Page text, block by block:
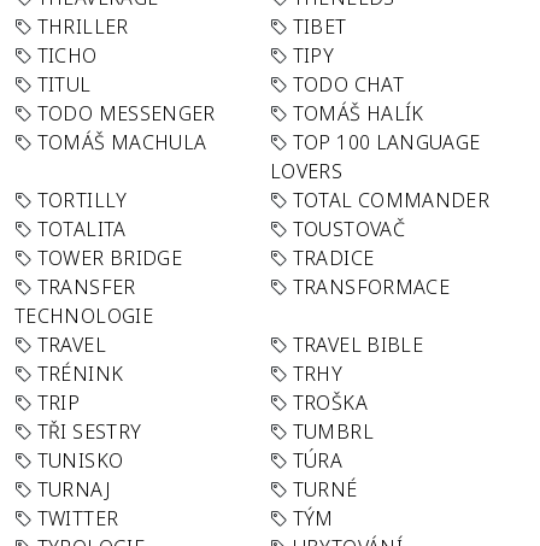
THRILLER
TIBET
TICHO
TIPY
TITUL
TODO CHAT
TODO MESSENGER
TOMÁŠ HALÍK
TOMÁŠ MACHULA
TOP 100 LANGUAGE
LOVERS
TORTILLY
TOTAL COMMANDER
TOTALITA
TOUSTOVAČ
TOWER BRIDGE
TRADICE
TRANSFER
TECHNOLOGIE
TRANSFORMACE
TRAVEL
TRAVEL BIBLE
TRÉNINK
TRHY
TRIP
TROŠKA
TŘI SESTRY
TUMBRL
TUNISKO
TÚRA
TURNAJ
TURNÉ
TWITTER
TÝM